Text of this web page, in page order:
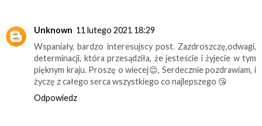
Unknown 11 lutego 2021 18:29
Wspaniały, bardzo interesujscy post. Zazdroszczę,odwagi,
determinacji, która przesądziła, że jesteście i żyjecie w tym
pięknym kraju. Proszę o wiecej😊, Serdecznie pozdrawiam, i
życzę z całego serca wszystkiego co najlepszego 😘
Odpowiedz